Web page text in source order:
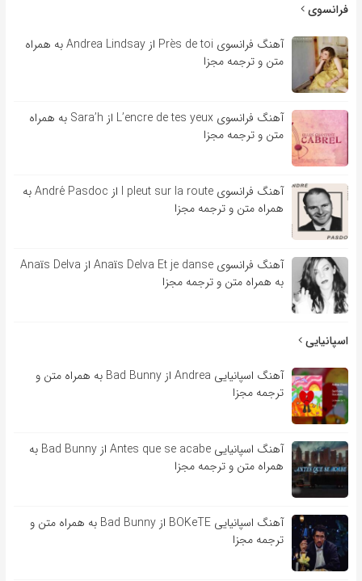
فرانسوی
آهنگ فرانسوی Près de toi از Andrea Lindsay به همراه
متن و ترجمه مجزا
آهنگ فرانسوی L’encre de tes yeux از Sara’h به همراه
متن و ترجمه مجزا
آهنگ فرانسوی l pleut sur la route از André Pasdoc به
همراه متن و ترجمه مجزا
آهنگ فرانسوی Anaïs Delva Et je danse از Anaïs Delva
به همراه متن و ترجمه مجزا
اسپانیایی
آهنگ اسپانیایی Andrea از Bad Bunny به همراه متن و
ترجمه مجزا
آهنگ اسپانیایی Antes que se acabe از Bad Bunny به
همراه متن و ترجمه مجزا
آهنگ اسپانیایی BOKeTE از Bad Bunny به همراه متن و
ترجمه مجزا